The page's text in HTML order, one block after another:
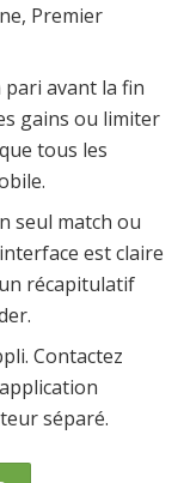
Premier
avant la fin
gains ou limiter
tous les
seul match ou
est claire
récapitulatif
Contactez
séparé.